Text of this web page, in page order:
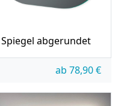
Spiegel abgerundet
ab 78,90€